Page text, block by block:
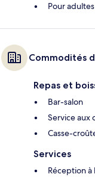
Pour
Commodités
Repas et
Bar-salon
Service aux
Casse-
Services
Réception